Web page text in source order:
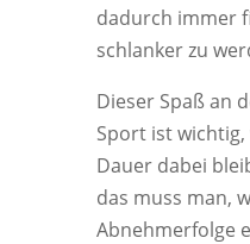
dadurch immer
schlanker zu
Dieser Spaß an
Sport ist
Dauer dabei
das muss man,
Abnehmerfolge